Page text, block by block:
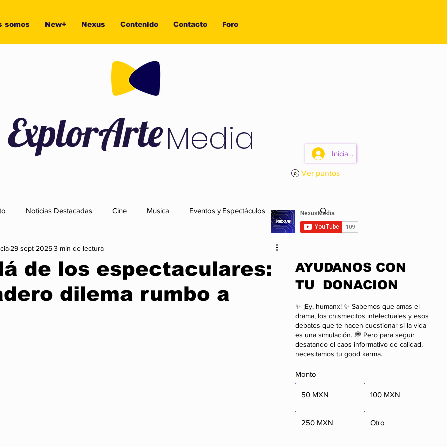
somos New+ Nexus Contenido Contacto Foro
ExplorArteMedia Iniciar sesión
Ver puntos
Noticias Destacadas Cine Musica Eventos y Espectáculos
Vida Sana Arte y Cultura
Nexus Noticia Internacional Nexus Noticia Nacional
de los espectaculares:
dilema rumbo a
29 sept 20253 min de lectura
​AYUDANOS CON
TU DONACION
✨ ¡Ey, humanx! ✨ Sabemos que amas el
drama, los chismecitos intelectuales y esos
debates que te hacen cuestionar si la vida
es una simulación. 💭 Pero para seguir
desatando el caos informativo de calidad,
necesitamos tu good karma.
Monto
50 MXN 100 MXN
250 MXN Otro